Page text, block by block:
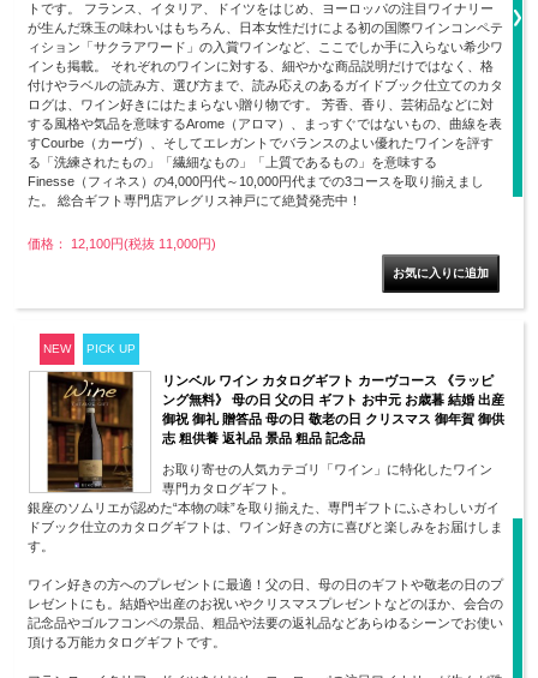
トです。 フランス、イタリア、ドイツをはじめ、ヨーロッパの注目ワイナリー
が生んだ珠玉の味わいはもちろん、日本女性だけによる初の国際ワインコンペテ
ィション「サクラアワード」の入賞ワインなど、ここでしか手に入らない希少ワ
インも掲載。 それぞれのワインに対する、細やかな商品説明だけではなく、格
付けやラベルの読み方、選び方まで、読み応えのあるガイドブック仕立てのカタ
ログは、ワイン好きにはたまらない贈り物です。 芳香、香り、芸術品などに対
する風格や気品を意味するArome（アロマ）、まっすぐではないもの、曲線を表
すCourbe（カーヴ）、そしてエレガントでバランスのよい優れたワインを評す
る「洗練されたもの」「繊細なもの」「上質であるもの」を意味する
Finesse（フィネス）の4,000円代～10,000円代までの3コースを取り揃えまし
た。 総合ギフト専門店アレグリス神戸にて絶賛発売中！
価格： 12,100円(税抜 11,000円)
NEW PICK UP
リンベル ワイン カタログギフト カーヴコース 《ラッピ
ング無料》 母の日 父の日 ギフト お中元 お歳暮 結婚 出産
御祝 御礼 贈答品 母の日 敬老の日 クリスマス 御年賀 御供
志 粗供養 返礼品 景品 粗品 記念品
お取り寄せの人気カテゴリ「ワイン」に特化したワイン
専門カタログギフト。
銀座のソムリエが認めた“本物の味”を取り揃えた、専門ギフトにふさわしいガイ
ドブック仕立のカタログギフトは、ワイン好きの方に喜びと楽しみをお届けしま
す。
ワイン好きの方へのプレゼントに最適！父の日、母の日のギフトや敬老の日のプ
レゼントにも。結婚や出産のお祝いやクリスマスプレゼントなどのほか、会合の
記念品やゴルフコンペの景品、粗品や法要の返礼品などあらゆるシーンでお使い
頂ける万能カタログギフトです。